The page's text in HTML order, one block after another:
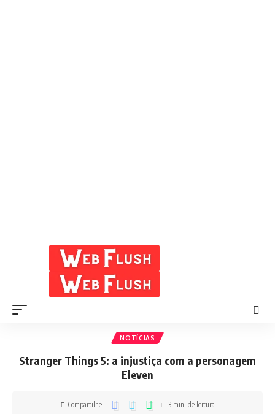
NOTÍCIAS
Stranger Things 5: a injustiça com a personagem
Eleven
Compartilhe 3 min. de leitura